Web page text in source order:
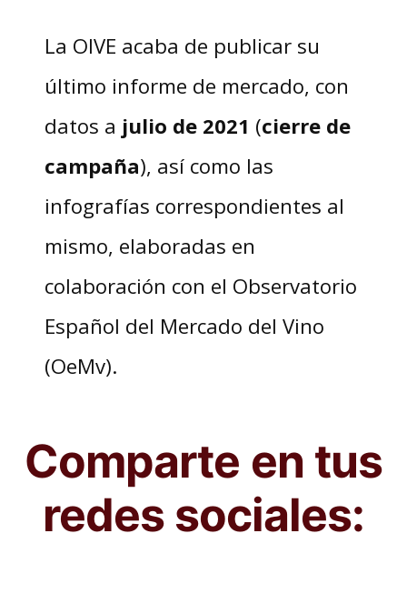
La OIVE acaba de publicar su
último informe de mercado, con
datos a julio de 2021 (cierre de
campaña), así como las
infografías correspondientes al
mismo, elaboradas en
colaboración con el Observatorio
Español del Mercado del Vino
(OeMv).
Comparte en tus
redes sociales: